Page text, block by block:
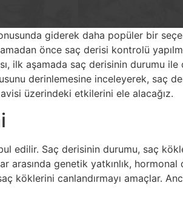
giderek daha popüler bir
önce saç derisi kontrolü
ilk aşamada saç derisinin durumu
derinlemesine inceleyerek, saç
üzerindeki etkilerini ele alacağız.
edilir. Saç derisinin durumu, saç
genetik yatkınlık,
köklerini canlandırmayı amaçlar.